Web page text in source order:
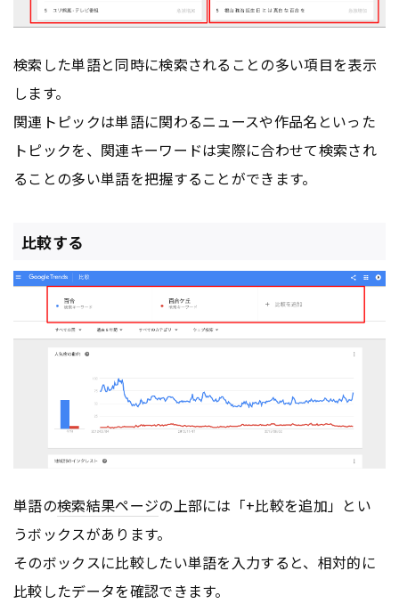
検索した単語と同時に検索されることの多い項目を表示
します。
関連トピックは単語に関わるニュースや作品名といった
トピックを、関連キーワードは実際に合わせて検索され
ることの多い単語を把握することができます。
比較する
単語の検索結果ページの上部には「+比較を追加」とい
うボックスがあります。
そのボックスに比較したい単語を入力すると、相対的に
比較したデータを確認できます。